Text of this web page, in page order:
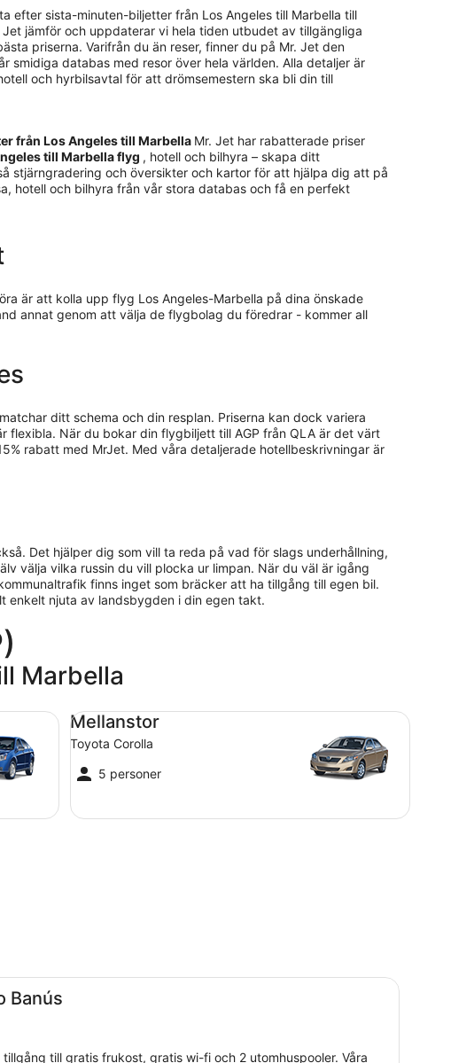
efter sista-minuten-biljetter från Los Angeles till Marbella till
jämför och uppdaterar vi hela tiden utbudet av tillgängliga
priserna. Varifrån du än reser, finner du på Mr. Jet den
databas med resor över hela världen. Alla detaljer är
och hyrbilsavtal för att drömsemestern ska bli din till
från Los Angeles till Marbella Mr. Jet har rabatterade priser
till Marbella flyg , hotell och bilhyra – skapa ditt
stjärngradering och översikter och kartor för att hjälpa dig att på
hotell och bilhyra från vår stora databas och få en perfekt
är att kolla upp flyg Los Angeles-Marbella på dina önskade
annat genom att välja de flygbolag du föredrar - kommer all
ditt schema och din resplan. Priserna kan dock variera
När du bokar din flygbiljett till AGP från QLA är det värt
rabatt med MrJet. Med våra detaljerade hotellbeskrivningar är
Det hjälper dig som vill ta reda på vad för slags underhållning,
välja vilka russin du vill plocka ur limpan. När du väl är igång
finns inget som bräcker att ha tillgång till egen bil.
enkelt njuta av landsbygden i din egen takt.
Marbella
Mellanstor
Toyota Corolla
5 personer
Mellanstor Toyota Corolla
Banús
till gratis frukost, gratis wi-fi och 2 utomhuspooler. Våra